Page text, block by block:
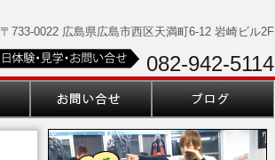
〒733-0022 広島県広島市西区天満町6-12 岩崎ビル2F
082-942-5114